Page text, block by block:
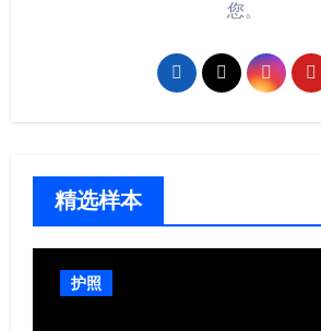
您。
精选样本
护照